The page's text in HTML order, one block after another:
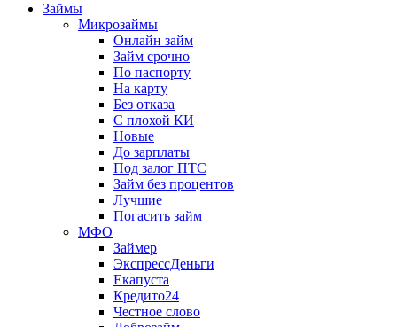
Займы
Микрозаймы
Онлайн займ
Займ срочно
По паспорту
На карту
Без отказа
С плохой КИ
Новые
До зарплаты
Под залог ПТС
Займ без процентов
Лучшие
Погасить займ
МФО
Займер
ЭкспрессДеньги
Екапуста
Кредито24
Честное слово